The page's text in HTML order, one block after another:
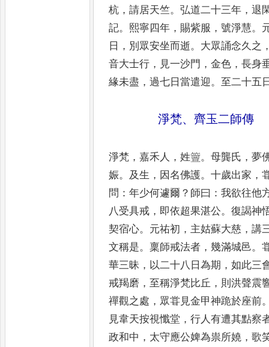
杭 ，請居天竺。弘道二十三年 ，退
記。 熙寧四年 ， 賜紫服 ，號淨慧。
日 ， 別眾安坐而逝。 大眾誦念久 之
音大士行 ， 見一沙門 ，金色 ，長身
緣未盡 ，過七日當遣迎 。至二十五
淨梵、 齊玉二師傳
淨梵 ，嘉禾人 ，姓䉡。母龔氏 ，夢
娠。 及生 ， 因名佛護。十歲出家 ，
問 ：年少何遽爾 ？ 師曰 ：我欲往他
八受具戒 ， 即依超果湛公。復謁神
契宿心。 元祐初 ， 主姑蘇大慈 ，講
文稱是。稟師戒法者 ，幾滿城邑。
華三昧 ， 以二十八日為期 ，如此三
戒羯磨 ，至稱淨梵比 丘 ， 則洪聲震
禪觀之處 ， 眾甞見金甲神跪於座前
見韋天按視懺堂 ，行人有遭其點察
政和中 ， 太守應公婢為祟所嬈 ，歌